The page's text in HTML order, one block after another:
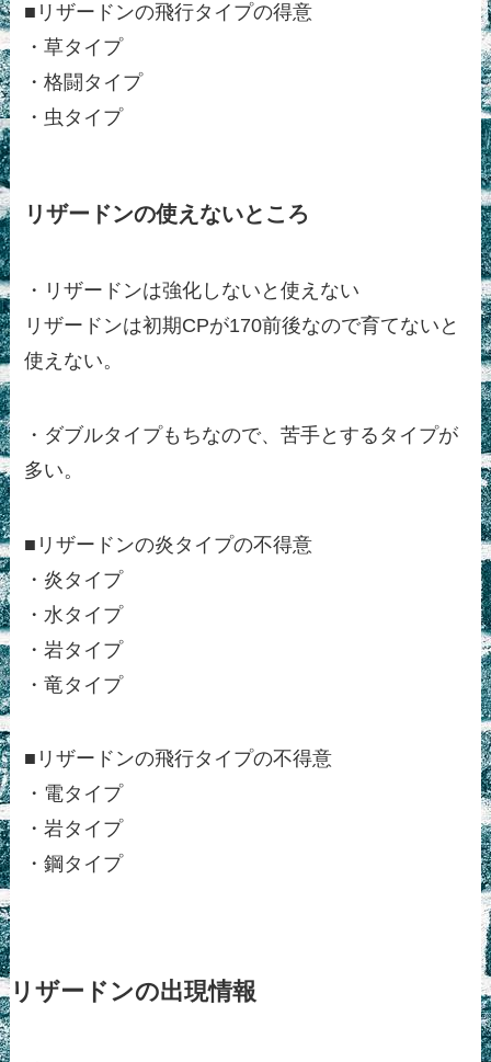
■リザードンの飛行タイプの得意
・草タイプ
・格闘タイプ
・虫タイプ
リザードンの使えないところ
・リザードンは強化しないと使えない
リザードンは初期CPが170前後なので育てないと
使えない。
・ダブルタイプもちなので、苦手とするタイプが
多い。
■リザードンの炎タイプの不得意
・炎タイプ
・水タイプ
・岩タイプ
・竜タイプ
■リザードンの飛行タイプの不得意
・電タイプ
・岩タイプ
・鋼タイプ
リザードンの出現情報